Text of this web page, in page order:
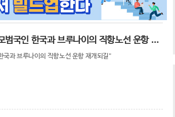
박병석 국회의장, "방역 모범국인 한국과 브루나이의 직항노선 운항 재개되길"
국과 브루나이의 직항노선 운항 재개되길"